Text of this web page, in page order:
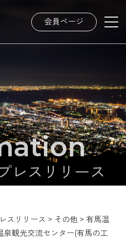
会員ページ
レスリリース
スリリース > その他 >有馬温
泉観光交流センター(有馬の工